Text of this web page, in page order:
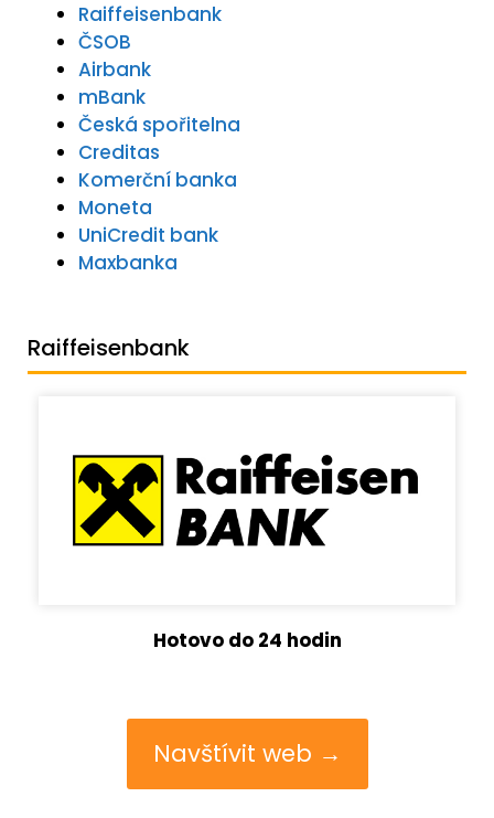
Raiffeisenbank
ČSOB
Airbank
mBank
Česká spořitelna
Creditas
Komerční banka
Moneta
UniCredit bank
Maxbanka
Raiffeisenbank
Hotovo do 24 hodin
Navštívit web →